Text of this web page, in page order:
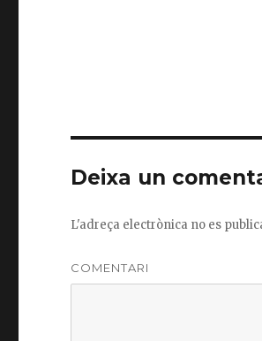
Deixa un
L'adreça electrònica no es
COMENTARI